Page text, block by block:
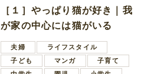
［１］やっぱり猫が好き｜我
が家の中心には猫がいる
夫婦
ライフスタイル
子ども
マンガ
子育て